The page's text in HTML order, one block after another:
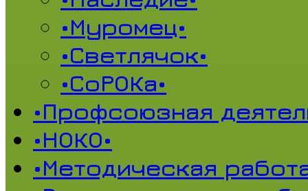
•Муромец•
•Светлячок•
•СоРОКа•
•Профсоюзная
•НОКО•
•Методическая